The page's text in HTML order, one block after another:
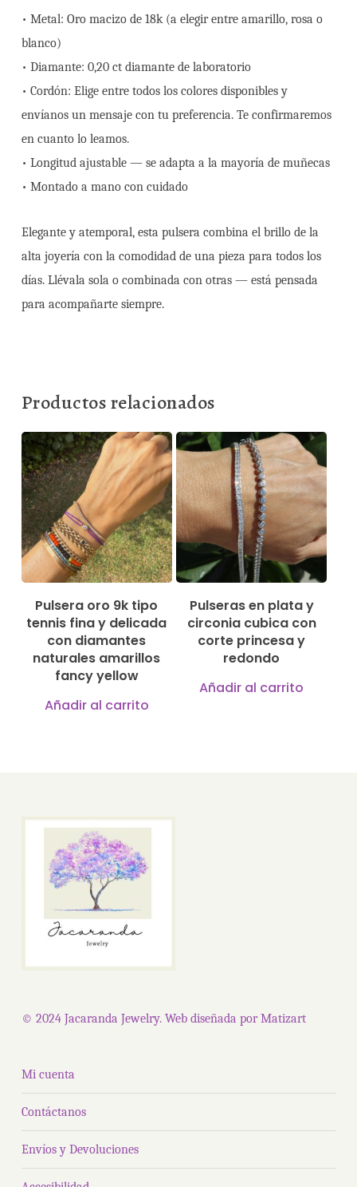
• Metal: Oro macizo de 18k (a elegir entre amarillo, rosa o
blanco)
• Diamante: 0,20 ct diamante de laboratorio
• Cordón: Elige entre todos los colores disponibles y
envíanos un mensaje con tu preferencia. Te confirmaremos
en cuanto lo leamos.
• Longitud ajustable — se adapta a la mayoría de muñecas
• Montado a mano con cuidado
Elegante y atemporal, esta pulsera combina el brillo de la
alta joyería con la comodidad de una pieza para todos los
días. Llévala sola o combinada con otras — está pensada
para acompañarte siempre.
Productos relacionados
750,00€
Pulsera oro 9k tipo
tennis fina y delicada
con diamantes
naturales amarillos
fancy yellow
Añadir al carrito
144,00€
Pulseras en plata y
circonia cubica con
corte princesa y
redondo
Añadir al carrito
© 2024 Jacaranda Jewelry. Web diseñada porMatizart
Mi cuenta
Contáctanos
Envíos y Devoluciones